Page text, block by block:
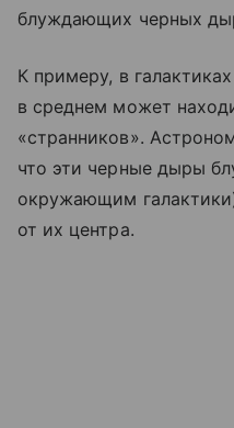
блуждающих черных
К примеру, в
в среднем может
«странников».
что эти черные дыры
окружающим
от их центра.